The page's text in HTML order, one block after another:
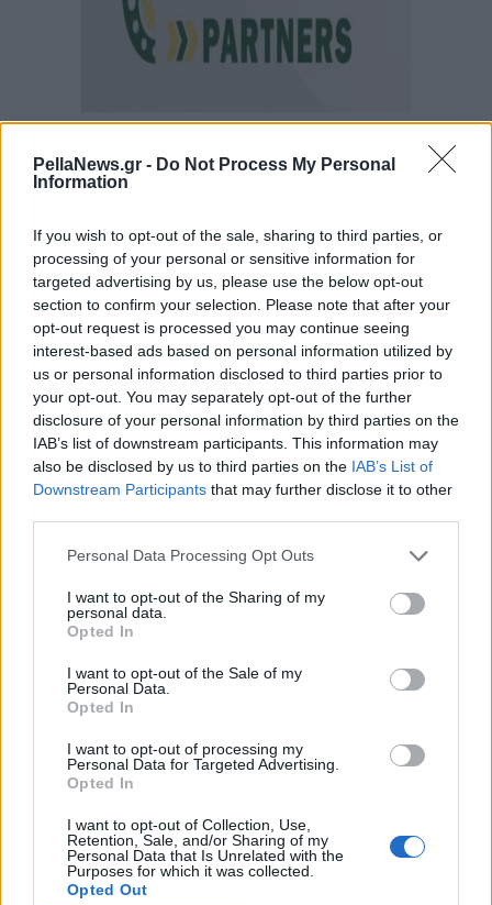
PellaNews.gr - Do Not Process My Personal
Information
If you wish to opt-out of the sale, sharing to third parties, or
processing of your personal or sensitive information for
targeted advertising by us, please use the below opt-out
section to confirm your selection. Please note that after your
opt-out request is processed you may continue seeing
interest-based ads based on personal information utilized by
us or personal information disclosed to third parties prior to
your opt-out. You may separately opt-out of the further
disclosure of your personal information by third parties on the
IAB’s list of downstream participants. This information may
also be disclosed by us to third parties on the IAB’s List of
Downstream Participants that may further disclose it to other
Personal Data Processing Opt Outs
I want to opt-out of the Sharing of my
personal data.
Opted In
I want to opt-out of the Sale of my
Personal Data.
Opted In
I want to opt-out of processing my
Personal Data for Targeted Advertising.
Opted In
I want to opt-out of Collection, Use,
Retention, Sale, and/or Sharing of my
Personal Data that Is Unrelated with the
Purposes for which it was collected.
Opted Out